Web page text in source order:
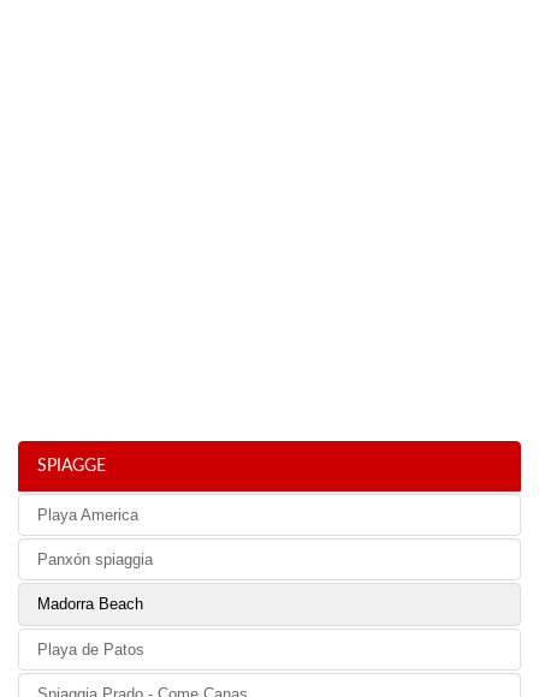
SPIAGGE
Playa America
Panxón spiaggia
Madorra Beach
Playa de Patos